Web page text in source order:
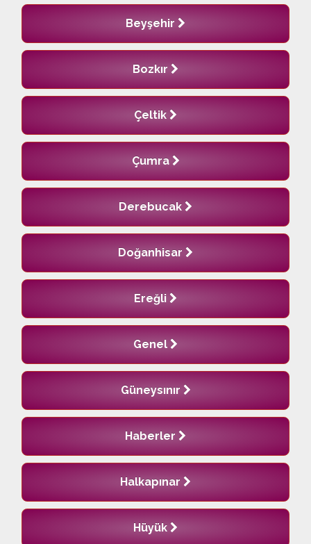
Beyşehir
Bozkır
Çeltik
Çumra
Derebucak
Doğanhisar
Ereğli
Genel
Güneysınır
Haberler
Halkapınar
Hüyük